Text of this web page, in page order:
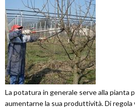
La potatura in generale serve alla pianta
aumentarne la sua produttività. Di